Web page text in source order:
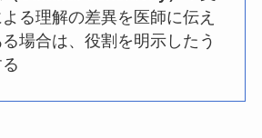
る理解の差異を医師に伝え
場合は、役割を明示したう